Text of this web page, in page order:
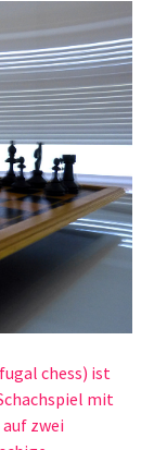
chess) ist
mit
zwei